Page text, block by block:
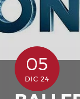
05
DIC 24